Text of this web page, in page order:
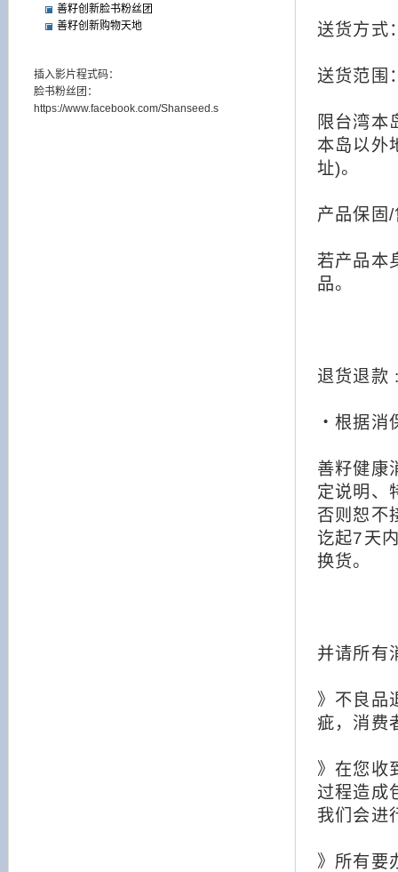
送货方式
送货范围
限台湾本
本岛以外
址)。
产品保固
若产品本
品。
退货退款
・根据消
善籽健康
定说明、
否则恕不
讫起7天
换货。
并请所有
》不良品
疵，消费
》在您收
过程造成
我们会进
》所有要
善籽创新脸书粉丝团
善籽创新购物天地
插入影片程式码：
脸书粉丝团：
https://www.facebook.com/Shanseed.s